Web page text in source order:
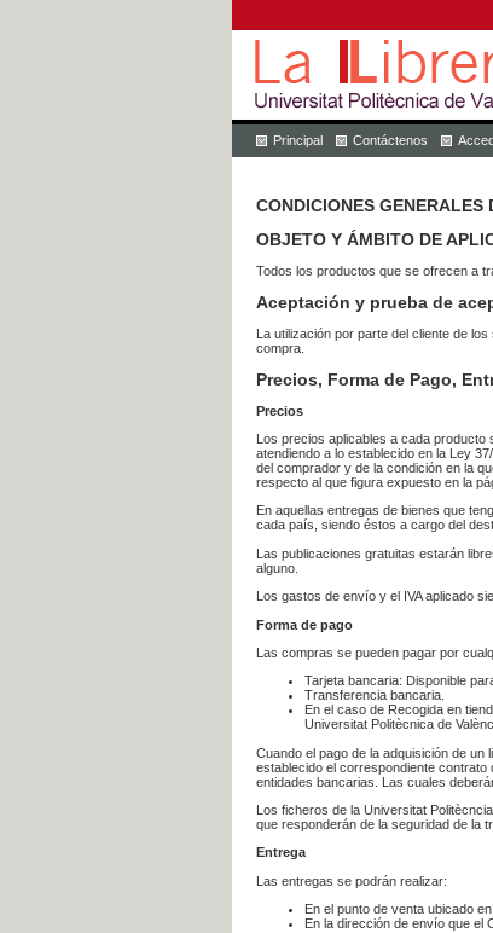
Principal Contáctenos
CONDICIONES GENERALES
OBJETO Y ÁMBITO DE
Todos los productos que se ofrecen a
Aceptación y prueba de
La utilización por parte del cliente de
compra.
Precios, Forma de Pago,
Precios
Los precios aplicables a cada producto
atendiendo a lo establecido en la Ley
del comprador y de la condición en la
respecto al que figura expuesto en la
En aquellas entregas de bienes que
cada país, siendo éstos a cargo del
Las publicaciones gratuitas estarán
alguno.
Los gastos de envío y el IVA aplicado
Forma de pago
Las compras se pueden pagar por
Tarjeta bancaria: Disponible
Transferencia bancaria.
En el caso de Recogida en
Universitat Politècnica de
Cuando el pago de la adquisición de
establecido el correspondiente
entidades bancarias. Las cuales
Los ficheros de la Universitat
que responderán de la seguridad de la
Entrega
Las entregas se podrán realizar:
En el punto de venta ubicado
En la dirección de envío que el